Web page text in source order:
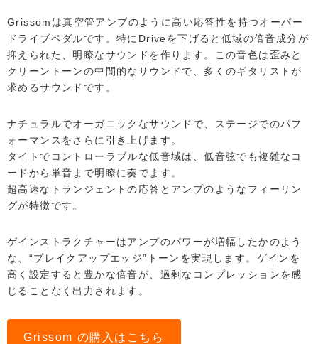
Grissomは真空管アンプのように高い応答性を持つオーバー
ドライブペダルです。特にDriveを下げると低域の倍音成分が
抑えられた、明瞭なサウンドを作ります。この音色は歪みと
クリーントーンの中間的なサウンドで、多くのギタリストが
求めるサウンドです。
ナチュラルでオーガニックなサウンドで、ステージでのパフ
ォーマンスをさらに引き上げます。
タイトでコントローラブルな低音域は、低音弦でも複雑なコ
ードから単音まで明瞭に奏でます。
超高速なトランジェントの応答とアンプのようなフィーリン
グが特徴です。
ゲインストラクチャーはアンプのパワーが増幅したかのよう
な、“ブレイクアップエッジ”トーンを実現します。ゲインを
高く設定すると豊かな倍音が、過剰なコンプレッションを感
じることなく出力されます。
Grissom の購入はこちら